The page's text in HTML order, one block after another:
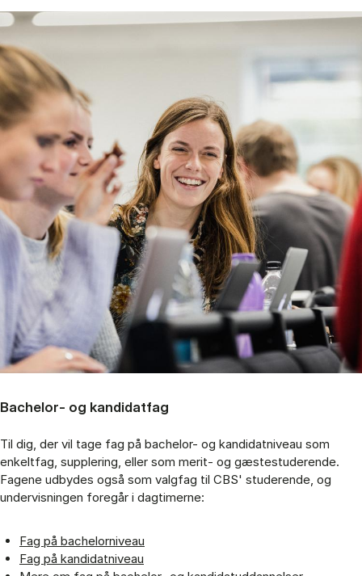
Bachelor- og kandidatfag
Til dig, der vil tage fag på bachelor- og kandidatniveau som
enkeltfag, supplering, eller som merit- og gæstestuderende.
Fagene udbydes også som valgfag til CBS' studerende, og
undervisningen foregår i dagtimerne:
Fag på bachelorniveau
Fag på kandidatniveau